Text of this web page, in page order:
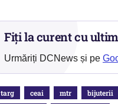
Fiți la curent cu
Urmăriți DCNews și pe
targ ceai mtr bijuterii